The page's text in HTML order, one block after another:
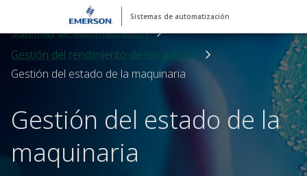
Sistemas de automatización
Sistemas de automatización
Gestión del rendimiento de los activos
Gestión del estado de la maquinaria
Gestión del estado de la
maquinaria